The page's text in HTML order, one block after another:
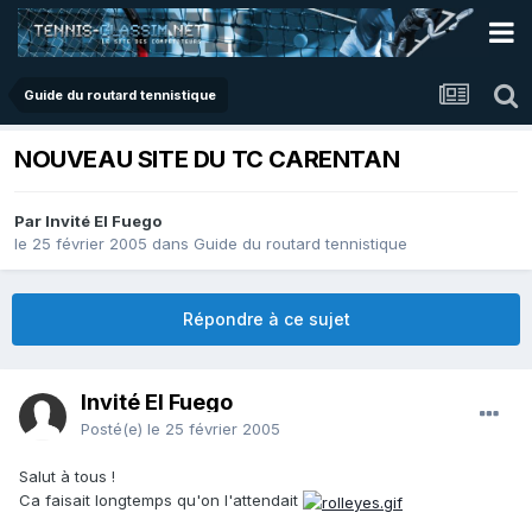
Guide du routard tennistique
NOUVEAU SITE DU TC CARENTAN
Par Invité El Fuego
le 25 février 2005 dans Guide du routard tennistique
Répondre à ce sujet
Invité El Fuego
Posté(e) le 25 février 2005
Salut à tous !
Ca faisait longtemps qu'on l'attendait